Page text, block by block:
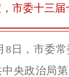
市委十三届
8日，市委
央政治局